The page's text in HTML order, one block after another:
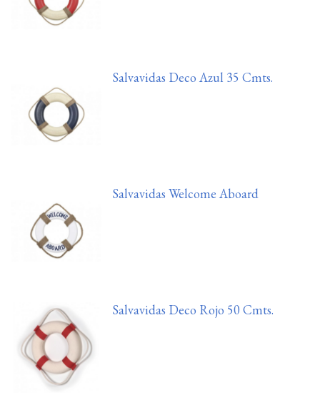
Salvavidas Deco Azul 35 Cmts.
Salvavidas Welcome Aboard
Salvavidas Deco Rojo 50 Cmts.